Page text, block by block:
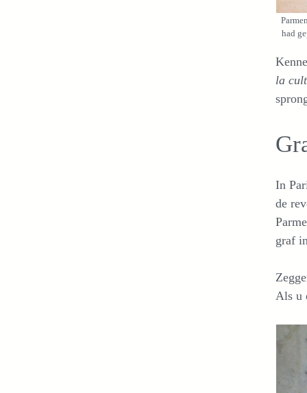
had
la
In
de
graf
Als u